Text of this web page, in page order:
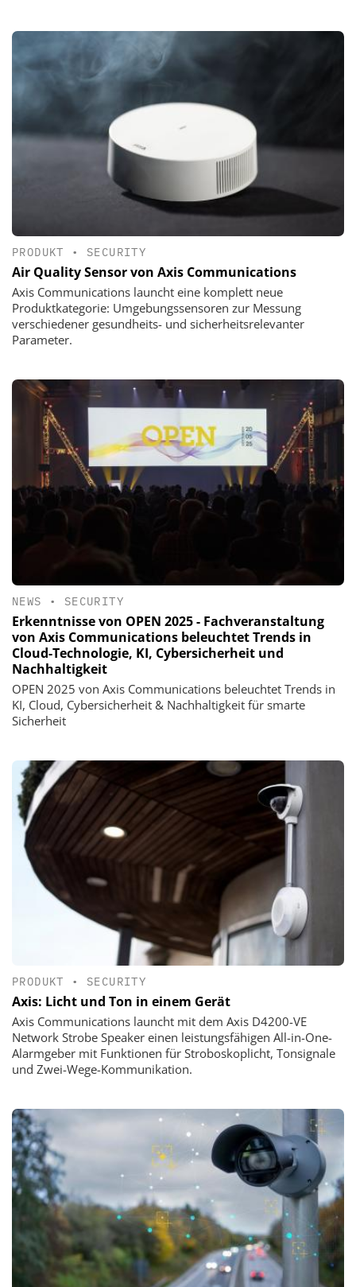
PRODUKT • SECURITY
Air Quality Sensor von Axis Communications
Axis Communications launcht eine komplett neue
Produktkategorie: Umgebungssensoren zur Messung
verschiedener gesundheits- und sicherheitsrelevanter
Parameter.
NEWS • SECURITY
Erkenntnisse von OPEN 2025 - Fachveranstaltung
von Axis Communications beleuchtet Trends in
Cloud-Technologie, KI, Cybersicherheit und
Nachhaltigkeit
OPEN 2025 von Axis Communications beleuchtet Trends in
KI, Cloud, Cybersicherheit & Nachhaltigkeit für smarte
Sicherheit
PRODUKT • SECURITY
Axis: Licht und Ton in einem Gerät
Axis Communications launcht mit dem Axis D4200-VE
Network Strobe Speaker einen leistungsfähigen All-in-One-
Alarmgeber mit Funktionen für Stroboskoplicht, Tonsignale
und Zwei-Wege-Kommunikation.